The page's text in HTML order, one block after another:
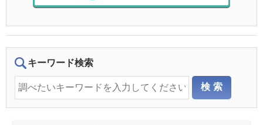
キーワード検索